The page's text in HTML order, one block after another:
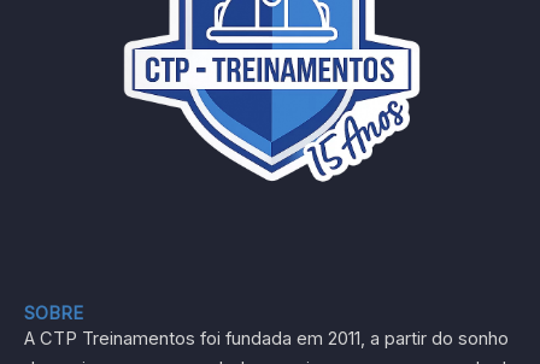
SOBRE
A CTP Treinamentos foi fundada em 2011, a partir do sonho